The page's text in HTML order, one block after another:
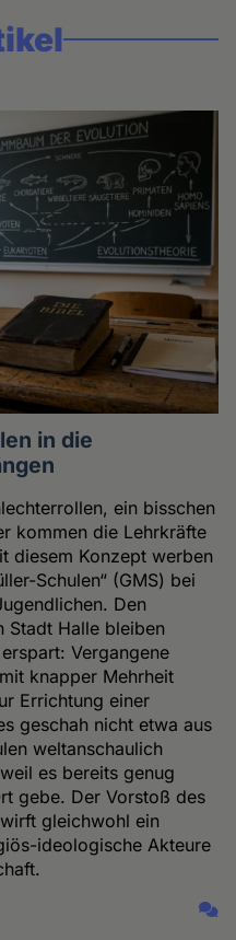
in die
ein bisschen
kommen die Lehrkräfte
diesem Konzept werben
Schulen“ (GMS) bei
Den
Stadt Halle bleiben
Vergangene
knapper Mehrheit
Errichtung einer
geschah nicht etwa aus
weltanschaulich
es bereits genug
gebe. Der Vorstoß des
gleichwohl ein
ideologische Akteure